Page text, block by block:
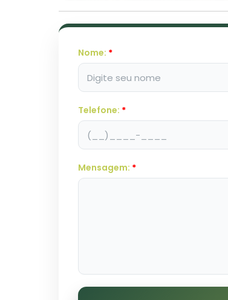
Nome: *
Telefone: *
Mensagem: *